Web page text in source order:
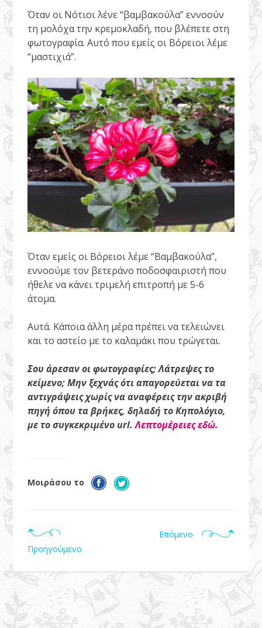
Όταν οι Νότιοι λένε “βαμβακούλα” εννοούν
τη μολόχα την κρεμοκλαδή, που βλέπετε στη
φωτογραφία. Αυτό που εμείς οι Βόρειοι λέμε
“μαστιχιά”.
Όταν εμείς οι Βόρειοι λέμε “Βαμβακούλα”,
εννοούμε τον βετεράνο ποδοσφαιριστή που
ήθελε να κάνει τριμελή επιτροπή με 5-6
άτομα.
Αυτά. Κάποια άλλη μέρα πρέπει να τελειώνει
και το αστείο με το καλαμάκι που τρώγεται.
Σου άρεσαν οι φωτογραφίες; Λάτρεψες το
κείμενο; Μην ξεχνάς ότι απαγορεύεται να τα
αντιγράψεις χωρίς να αναφέρεις την ακριβή
πηγή όπου τα βρήκες, δηλαδή το Κηπολόγιο,
με το συγκεκριμένο url.Λεπτομέρειες εδώ.
Μοιράσου το
Προηγούμενο
Επόμενο